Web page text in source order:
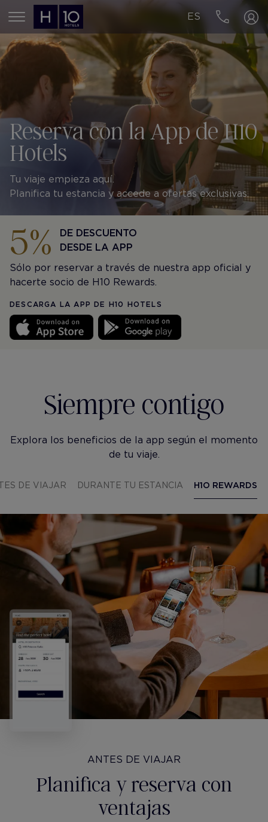
MENÚ
ES
Reserva con la App de H10
Hotels
Tu viaje empieza aquí.
Planifica tu estancia y accede a ofertas exclusivas.
5%
DE DESCUENTO
DESDE LA APP
Sólo por reservar a través de nuestra app oficial y
hacerte socio de H10 Rewards.
DESCARGA LA APP DE H10 HOTELS
Siempre contigo
Explora los beneficios de la app según el momento
de tu viaje.
DE VIAJAR DURANTE TU ESTANCIA H1O REWARDS
ANTES DE VIAJAR
Planifica y reserva con
ventajas